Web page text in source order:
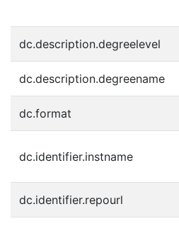
dc.description.degreelevel
dc.description.degreename
dc.format
dc.identifier.instname
dc.identifier.repourl